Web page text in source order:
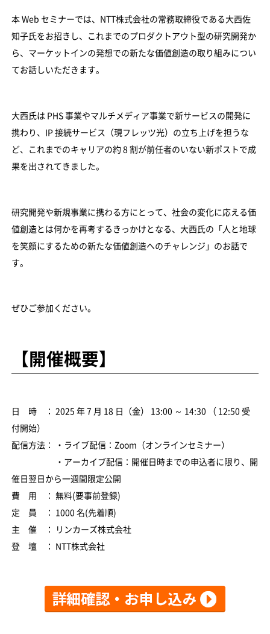
本 Web セミナーでは、NTT株式会社の常務取締役である大西佐
知子氏をお招きし、これまでのプロダクトアウト型の研究開発か
ら、マーケットインの発想での新たな価値創造の取り組みについ
てお話しいただきます。
大西氏は PHS 事業やマルチメディア事業で新サービスの開発に
携わり、IP 接続サービス（現フレッツ光）の立ち上げを担うな
ど、これまでのキャリアの約 8 割が前任者のいない新ポストで成
果を出されてきました。
研究開発や新規事業に携わる方にとって、社会の変化に応える価
値創造とは何かを再考するきっかけとなる、大西氏の「人と地球
を笑顔にするための新たな価値創造へのチャレンジ」のお話で
す。
ぜひご参加ください。
【開催概要】
日 時 ： 2025 年 7 月 18 日（金） 13:00 ～ 14:30 （ 12:50 受
付開始）
配信方法： ・ライブ配信：Zoom（オンラインセミナー）
・アーカイブ配信：開催日時までの申込者に限り、開
催日翌日から一週間限定公開
費 用 ： 無料(要事前登録)
定 員 ： 1000 名(先着順)
主 催 ： リンカーズ株式会社
登 壇 ： NTT株式会社